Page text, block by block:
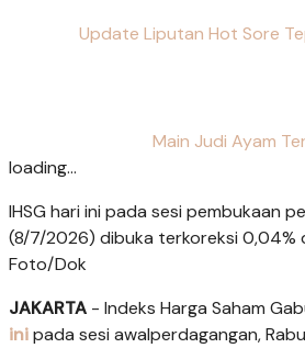
Update Liputan Hot Sore
Main Judi Ayam
loading...
IHSG hari ini pada sesi pembukaan
(8/7/2026) dibuka terkoreksi 0,04%
Foto/Dok
JAKARTA - Indeks Harga Saham
inipada sesi awalperdagangan,